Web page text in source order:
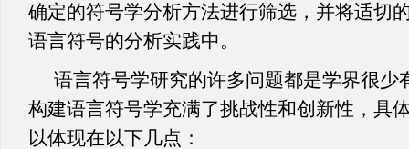
确定的符号学分析方法进行筛选，并将适切
语言符号的分析实践中。
语言符号学研究的许多问题都是学界很少
构建语言符号学充满了挑战性和创新性，具
以体现在以下几点：